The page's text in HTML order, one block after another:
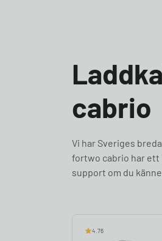
cabrio
Vi har Sveriges
fortwo cabrio har ett
support om du
4.76